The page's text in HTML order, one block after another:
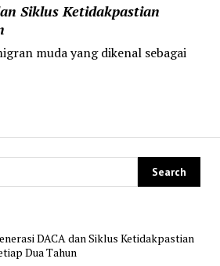
Siklus Ketidakpastian
muda yang dikenal sebagai
DACA dan Siklus Ketidakpastian
Dua Tahun